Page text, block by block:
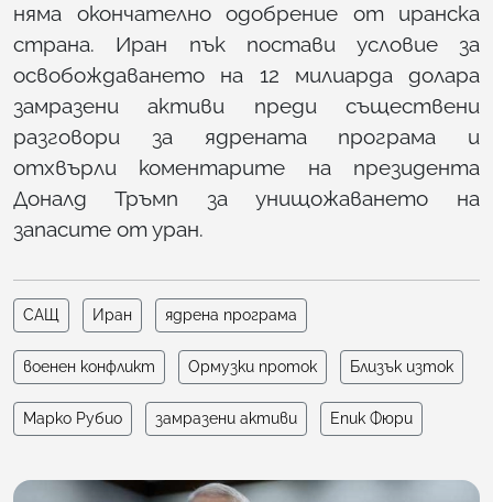
няма окончателно одобрение от иранска
страна. Иран пък постави условие за
освобождаването на 12 милиарда долара
замразени активи преди съществени
разговори за ядрената програма и
отхвърли коментарите на президента
Доналд Тръмп за унищожаването на
запасите от уран.
САЩ Иран ядрена програма
военен конфликт Ормузки проток Близък изток
Марко Рубио замразени активи Епик Фюри